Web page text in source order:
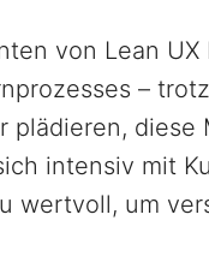
von Lean
–
plädieren, diese
intensiv mit
wertvoll, um